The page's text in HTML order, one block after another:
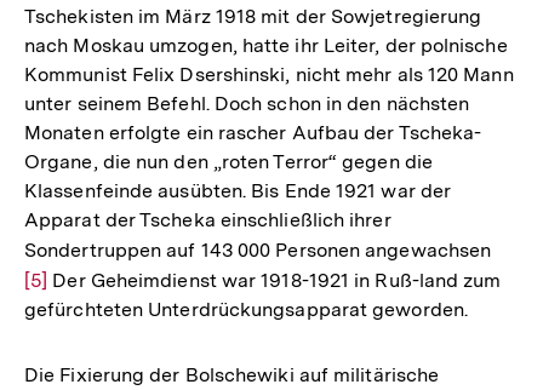
Tschekisten im März 1918 mit der Sowjetregierung
nach Moskau umzogen, hatte ihr Leiter, der polnische
Kommunist Felix Dsershinski, nicht mehr als 120 Mann
unter seinem Befehl. Doch schon in den nächsten
Monaten erfolgte ein rascher Aufbau der Tscheka-
Organe, die nun den „roten Terror“ gegen die
Klassenfeinde ausübten. Bis Ende 1921 war der
Apparat der Tscheka einschließlich ihrer
Sondertruppen auf 143 000 Personen angewachsen
[5] Der Geheimdienst war 1918-1921 in Ruß-land zum
gefürchteten Unterdrückungsapparat geworden.
Die Fixierung der Bolschewiki auf militärische